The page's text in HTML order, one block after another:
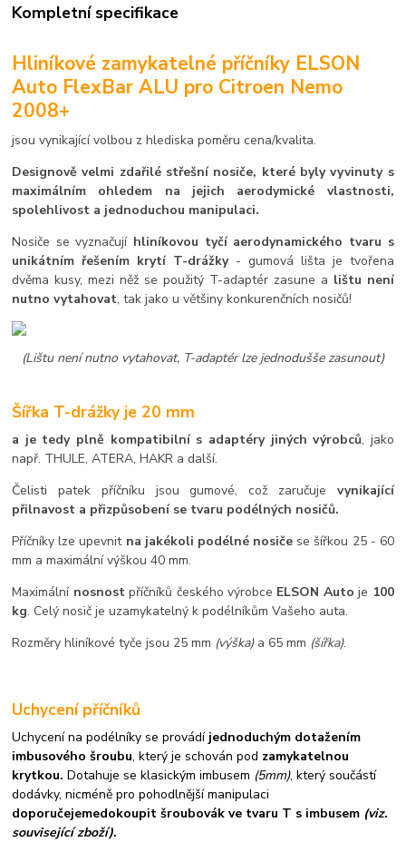
Kompletní specifikace
Hliníkové zamykatelné příčníky ELSON
Auto FlexBar ALU pro Citroen Nemo
2008+
jsou vynikající volbou z hlediska poměru cena/kvalita.
Designově velmi zdařilé střešní nosiče, které byly vyvinuty s
maximálním ohledem na jejich aerodymické vlastnosti,
spolehlivost a jednoduchou manipulaci.
Nosiče se vyznačují hliníkovou tyčí aerodynamického tvaru s
unikátním řešením krytí T-drážky- gumová lišta je tvořena
dvěma kusy, mezi něž se použitý T-adaptér zasune a lištu není
nutno vytahovat, tak jako u většiny konkurenčních nosičů!
(Lištu není nutno vytahovat, T-adaptér lze jednodušše zasunout)
Šířka T-drážky je 20 mm
a je tedy plně kompatibilní s adaptéry jiných výrobců, jako
např. THULE, ATERA, HAKR a další.
Čelisti patek příčníku jsou gumové, což zaručuje vynikající
přilnavost a přizpůsobení se tvaru podélných nosičů.
Příčníky lze upevnit na jakékoli podélné nosiče se šířkou 25 - 60
mm a maximální výškou 40 mm.
Maximální nosnostpříčníků českého výrobce ELSON Autoje 100
kg. Celý nosič je uzamykatelný k podélníkům Vašeho auta.
Rozměry hliníkové tyče jsou 25 mm (výška)a 65 mm (šířka).
Uchycení příčníků
Uchycení na podélníky se provádí jednoduchým dotažením
imbusového šroubu, který je schován pod zamykatelnou
krytkou.Dotahuje se klasickým imbusem (5mm), který součástí
dodávky, nicméně pro pohodlnější manipulaci
doporučejemedokoupit šroubovák ve tvaru T s imbusem (viz.
související zboží).